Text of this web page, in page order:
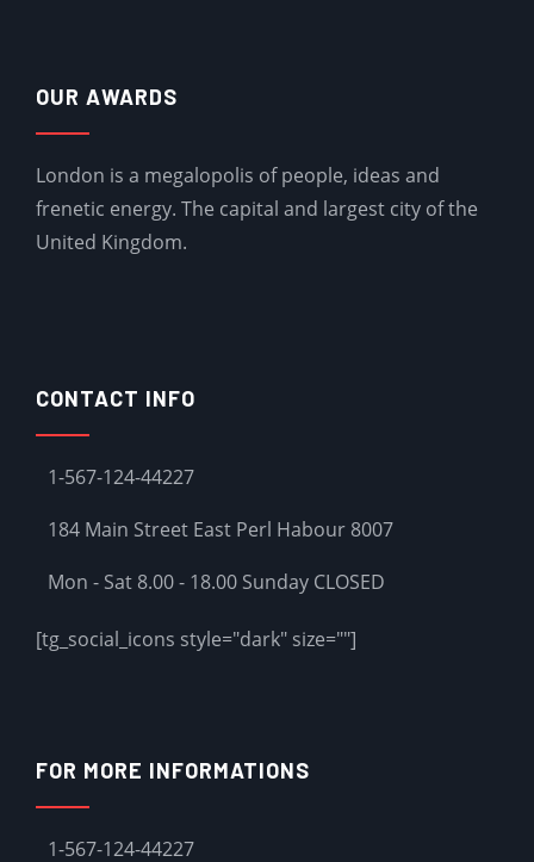
OUR AWARDS
London is a megalopolis of people, ideas and
frenetic energy. The capital and largest city of the
United Kingdom.
CONTACT INFO
1-567-124-44227
184 Main Street East Perl Habour 8007
Mon - Sat 8.00 - 18.00 Sunday CLOSED
[tg_social_icons style="dark" size=""]
FOR MORE INFORMATIONS
1-567-124-44227